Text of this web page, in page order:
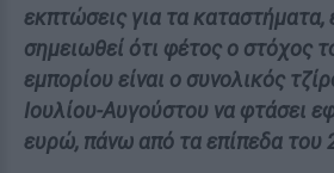
εκπτώσεις για τα καταστήματα,
σημειωθεί ότι φέτος ο στόχος
εμπορίου είναι ο συνολικός
Ιουλίου-Αυγούστου να φτάσει
ευρώ, πάνω από τα επίπεδα του